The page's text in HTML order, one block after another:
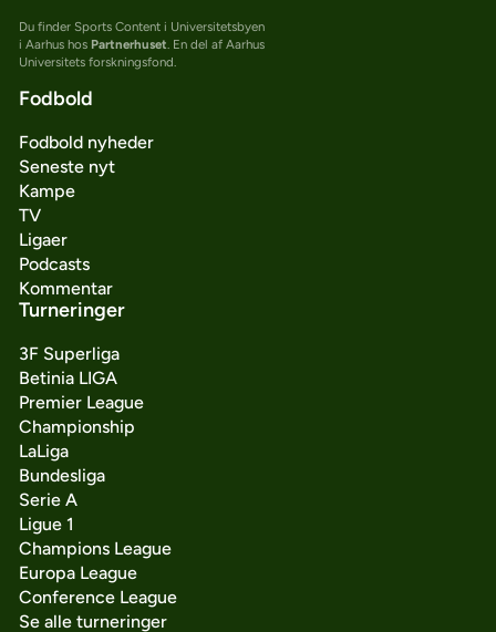
Du finder Sports Content i Universitetsbyen
i Aarhus hos Partnerhuset . En del af Aarhus
Universitets forskningsfond.
Fodbold
Fodbold nyheder
Seneste nyt
Kampe
TV
Ligaer
Podcasts
Kommentar
Turneringer
3F Superliga
Betinia LIGA
Premier League
Championship
LaLiga
Bundesliga
Serie A
Ligue 1
Champions League
Europa League
Conference League
Se alle turneringer